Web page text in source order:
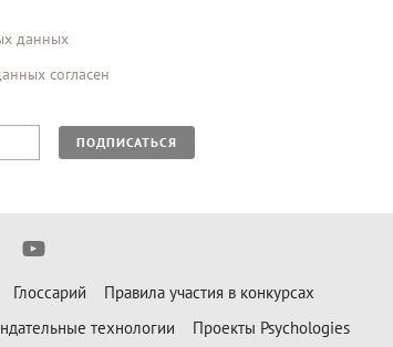
данных
согласен
ПОДПИСАТЬСЯ
Глоссарий
Правила участия в конкурсах
технологии
Проекты Psychologies